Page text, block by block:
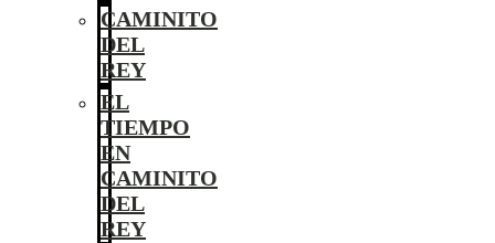
CAMINITO
DEL
REY
EL
TIEMPO
EN
CAMINITO
DEL
REY